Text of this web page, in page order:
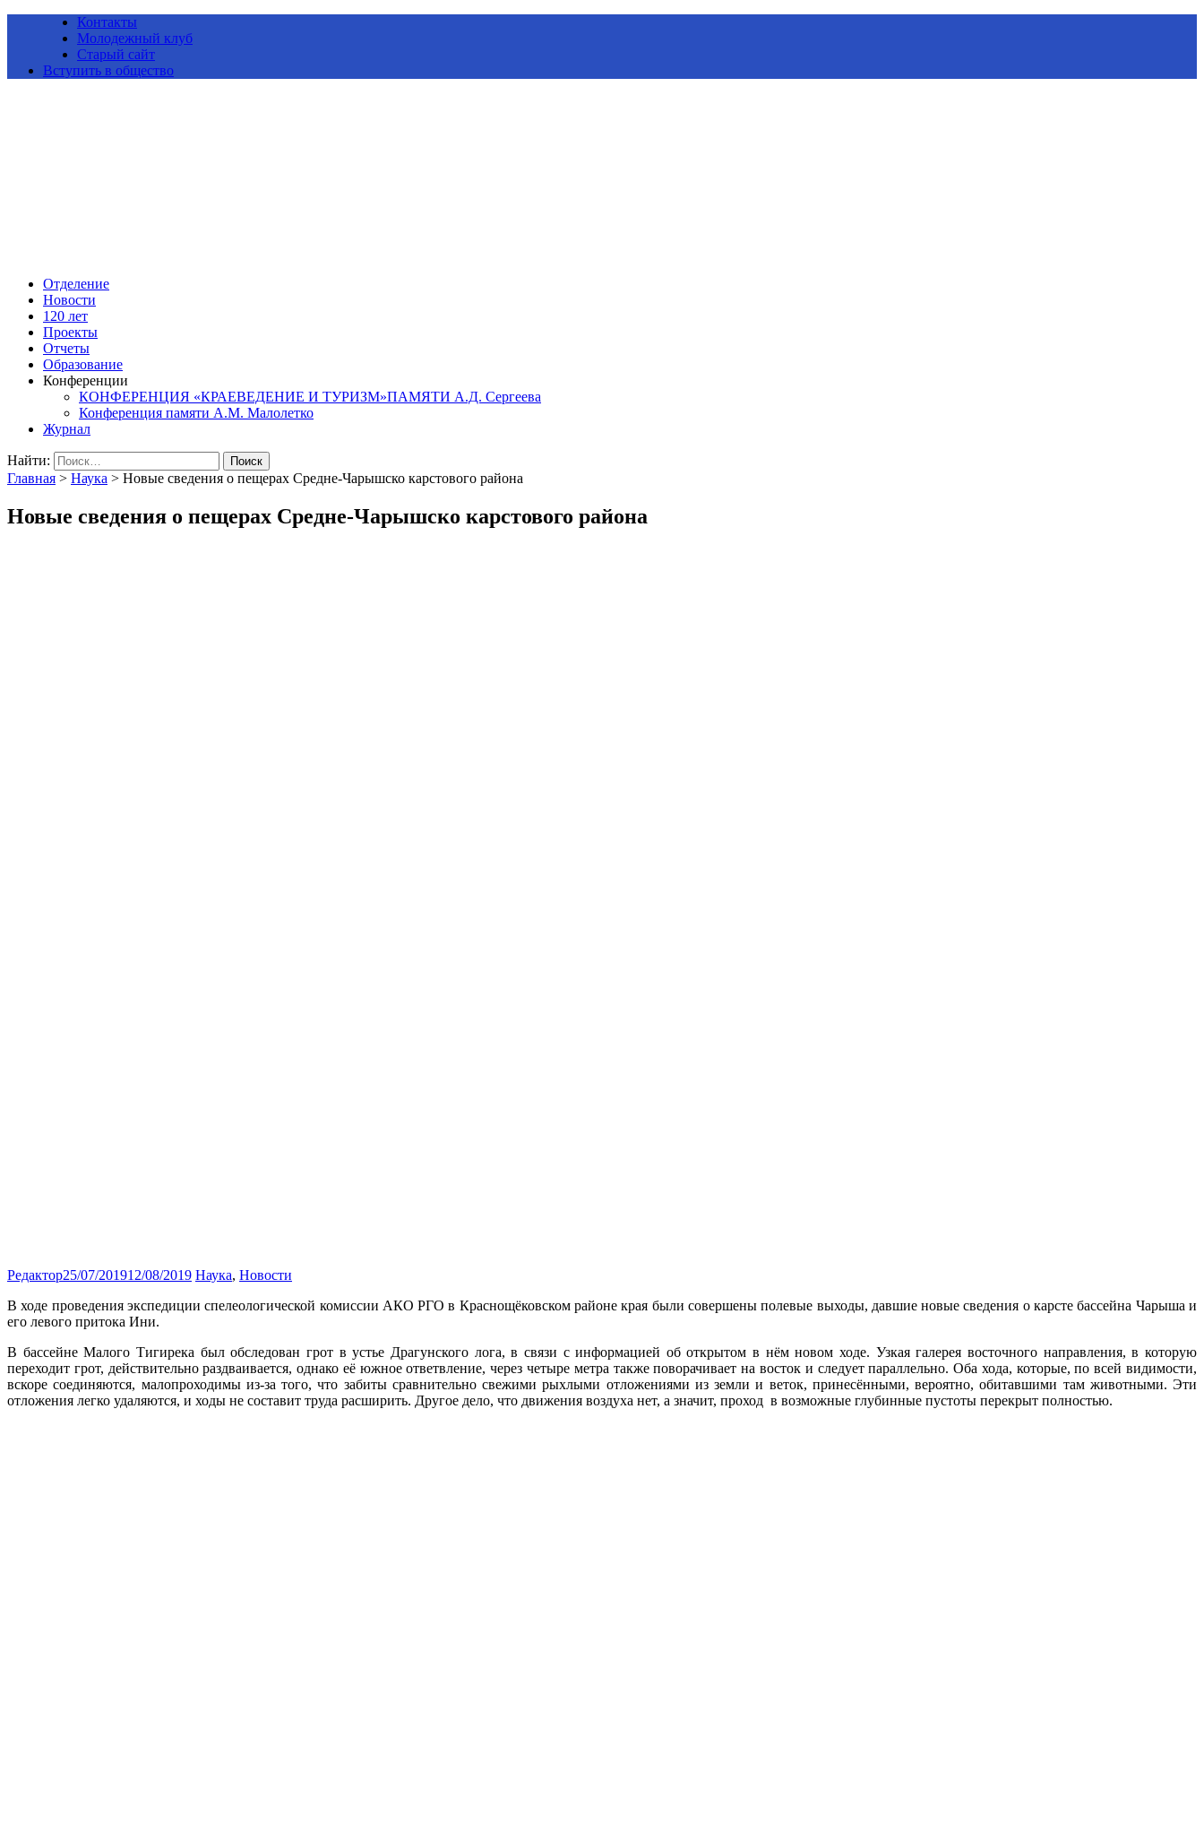
Контакты
Молодежный клуб
Старый сайт
Вступить в общество
Отделение
Новости
120 лет
Проекты
Отчеты
Образование
Конференции
КОНФЕРЕНЦИЯ «КРАЕВЕДЕНИЕ И ТУРИЗМ»ПАМЯТИ А.Д. Сергеева
Конференция памяти А.М. Малолетко
Журнал
Найти:
Главная > Наука > Новые сведения о пещерах Средне-Чарышско карстового района
Новые сведения о пещерах Средне-Чарышско карстового района
Редактор25/07/201912/08/2019 Наука, Новости
В ходе проведения экспедиции спелеологической комиссии АКО РГО в Краснощёковском районе края были совершены полевые выходы, давшие новые сведения о карсте бассейна Чарыша и
его левого притока Ини.
В бассейне Малого Тигирека был обследован грот в устье Драгунского лога, в связи с информацией об открытом в нём новом ходе. Узкая галерея восточного направления, в которую
переходит грот, действительно раздваивается, однако её южное ответвление, через четыре метра также поворачивает на восток и следует параллельно. Оба хода, которые, по всей видимости,
вскоре соединяются, малопроходимы из-за того, что забиты сравнительно свежими рыхлыми отложениями из земли и веток, принесёнными, вероятно, обитавшими там животными. Эти
отложения легко удаляются, и ходы не составит труда расширить. Другое дело, что движения воздуха нет, а значит, проход в возможные глубинные пустоты перекрыт полностью.